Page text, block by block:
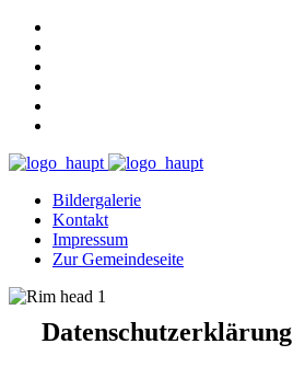
Bildergalerie
Kontakt
Impressum
Zur Gemeindeseite
Datenschutzerklärung